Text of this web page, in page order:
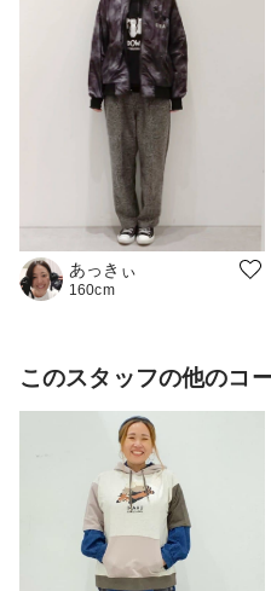
あっきぃ
160cm
このスタッフの他のコ